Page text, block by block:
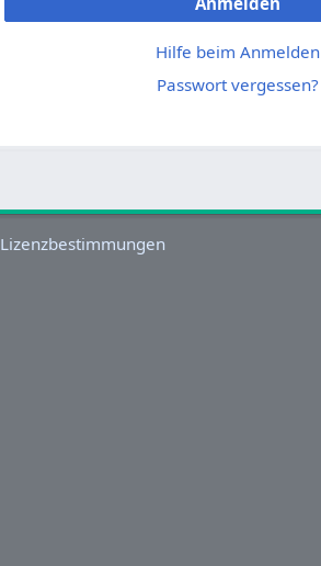
Hilfe beim Anmelden
Passwort vergessen?
Lizenzbestimmungen